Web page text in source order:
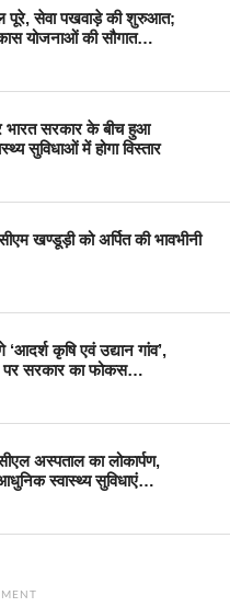
पूरे, सेवा पखवाड़े की शुरुआत;
योजनाओं की सौगात…
भारत सरकार के बीच हुआ
सुविधाओं में होगा विस्तार
खण्डूड़ी को अर्पित की भावभीनी
कृषि एवं उद्यान गांव’,
पर सरकार का फोकस…
अस्पताल का लोकार्पण,
स्वास्थ्य सुविधाएं…